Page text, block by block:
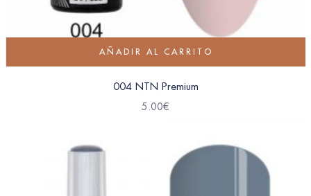
AÑADIR AL CARRITO
004 NTN Premium
5.00€